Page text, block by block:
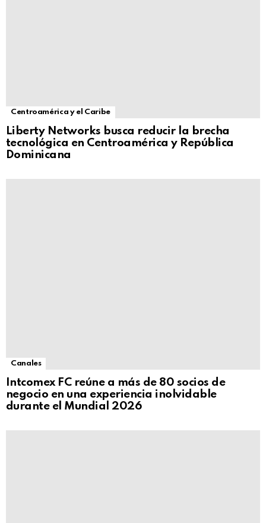
Centroamérica y el Caribe
Liberty Networks busca reducir la brecha
tecnológica en Centroamérica y República
Dominicana
Canales
Intcomex FC reúne a más de 80 socios de
negocio en una experiencia inolvidable
durante el Mundial 2026